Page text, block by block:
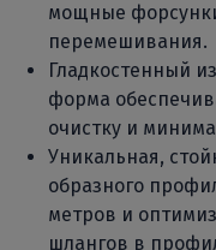
мощные
перемешивания.
Гладкостенный
форма
очистку и
Уникальная,
образного
метров и
шлангов в